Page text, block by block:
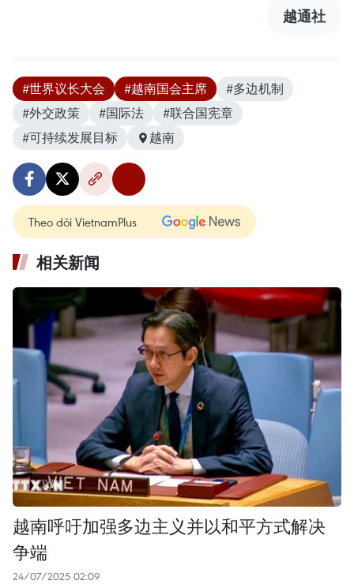
越通社
#世界议长大会 #越南国会主席
#多边机制
#外交政策
#国际法
#联合国宪章
#可持续发展目标
越南
Theo dõi VietnamPlus
相关新闻
越南呼吁加强多边主义并以和平方式解决
争端
24/07/2025 02:09